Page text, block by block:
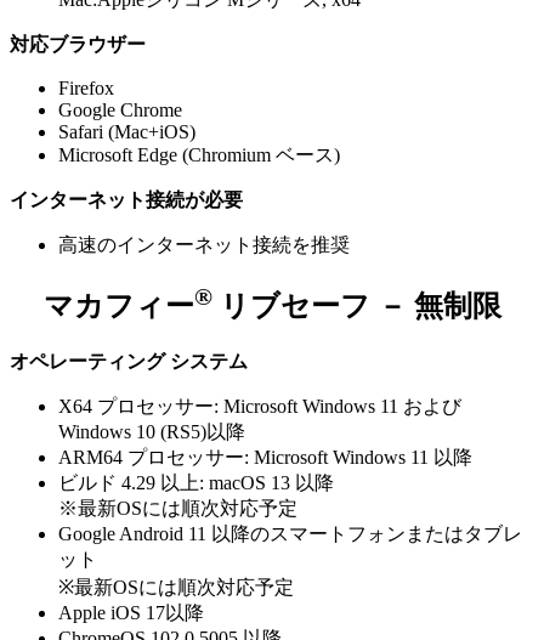
対応ブラウザー
Firefox
Google Chrome
Safari (Mac+iOS)
Microsoft Edge (Chromium ベース)
インターネット接続が必要
高速のインターネット接続を推奨
マカフィー®リブセーフ － 無制限
オペレーティング システム
X64 プロセッサー: Microsoft Windows 11 および
Windows 10 (RS5)以降
ARM64 プロセッサー: Microsoft Windows 11 以降
ビルド 4.29 以上: macOS 13 以降
※最新OSには順次対応予定
Google Android 11 以降のスマートフォンまたはタブレ
ット
※最新OSには順次対応予定
Apple iOS 17以降